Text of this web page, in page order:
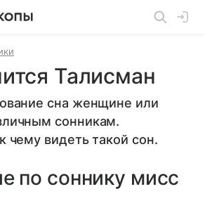
Талисман
сна женщине или
сонникам.
чему видеть такой сон.
по соннику мисс